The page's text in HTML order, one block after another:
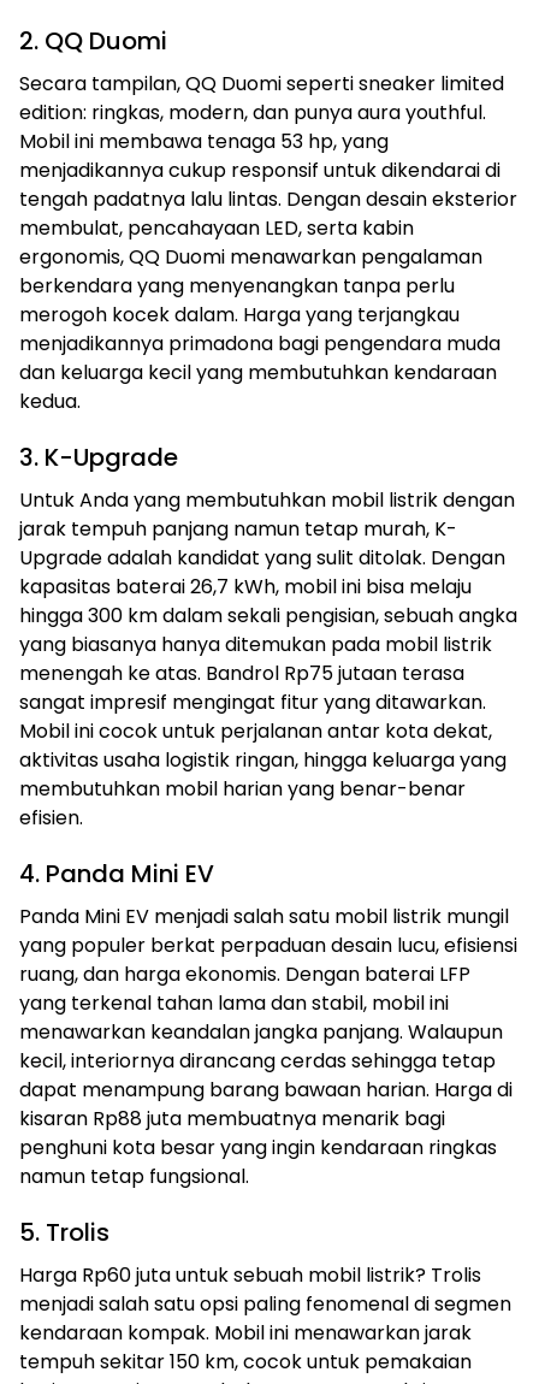
2. QQ Duomi
Secara tampilan, QQ Duomi seperti sneaker limited
edition: ringkas, modern, dan punya aura youthful.
Mobil ini membawa tenaga 53 hp, yang
menjadikannya cukup responsif untuk dikendarai di
tengah padatnya lalu lintas. Dengan desain eksterior
membulat, pencahayaan LED, serta kabin
ergonomis, QQ Duomi menawarkan pengalaman
berkendara yang menyenangkan tanpa perlu
merogoh kocek dalam. Harga yang terjangkau
menjadikannya primadona bagi pengendara muda
dan keluarga kecil yang membutuhkan kendaraan
kedua.
3. K-Upgrade
Untuk Anda yang membutuhkan mobil listrik dengan
jarak tempuh panjang namun tetap murah, K-
Upgrade adalah kandidat yang sulit ditolak. Dengan
kapasitas baterai 26,7 kWh, mobil ini bisa melaju
hingga 300 km dalam sekali pengisian, sebuah angka
yang biasanya hanya ditemukan pada mobil listrik
menengah ke atas. Bandrol Rp75 jutaan terasa
sangat impresif mengingat fitur yang ditawarkan.
Mobil ini cocok untuk perjalanan antar kota dekat,
aktivitas usaha logistik ringan, hingga keluarga yang
membutuhkan mobil harian yang benar-benar
efisien.
4. Panda Mini EV
Panda Mini EV menjadi salah satu mobil listrik mungil
yang populer berkat perpaduan desain lucu, efisiensi
ruang, dan harga ekonomis. Dengan baterai LFP
yang terkenal tahan lama dan stabil, mobil ini
menawarkan keandalan jangka panjang. Walaupun
kecil, interiornya dirancang cerdas sehingga tetap
dapat menampung barang bawaan harian. Harga di
kisaran Rp88 juta membuatnya menarik bagi
penghuni kota besar yang ingin kendaraan ringkas
namun tetap fungsional.
5. Trolis
Harga Rp60 juta untuk sebuah mobil listrik? Trolis
menjadi salah satu opsi paling fenomenal di segmen
kendaraan kompak. Mobil ini menawarkan jarak
tempuh sekitar 150 km, cocok untuk pemakaian